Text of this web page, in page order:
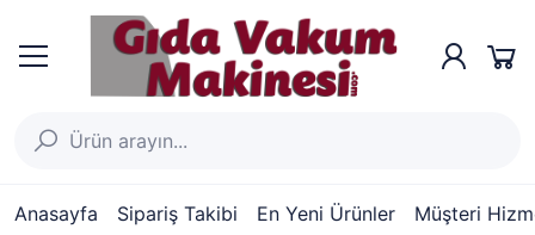
Anasayfa Sipariş Takibi En Yeni Ürünler Müşteri